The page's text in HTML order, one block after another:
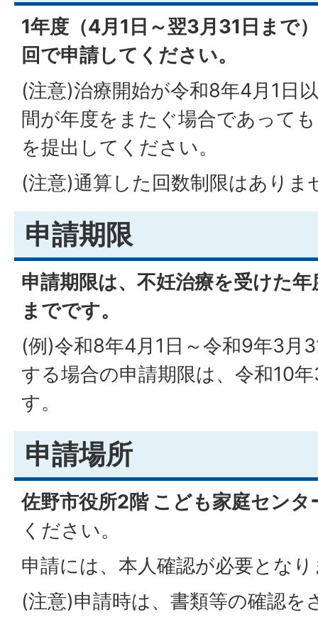
1年度（4月1日～翌3月31日まで
回で申請してください。
(注意)治療開始が令和8年4月1日
間が年度をまたぐ場合であって
を提出してください。
(注意)通算した回数制限はありま
申請期限
申請期限は、不妊治療を受けた
までです。
(例)令和8年4月1日～令和9年3月
する場合の申請期限は、令和10
す。
申請場所
佐野市役所2階 こども家庭センタ
ください。
申請には、本人確認が必要とな
(注意)申請時は、書類等の確認